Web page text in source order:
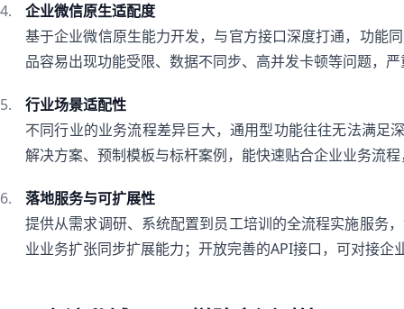
企业微信原生适配度
基于企业微信原生能力开发，与官方接口深度打通，功能
品容易出现功能受限、数据不同步、高并发卡顿等问题，
行业场景适配性
不同行业的业务流程差异巨大，通用型功能往往无法满足
解决方案、预制模板与标杆案例，能快速贴合企业业务流
落地服务与可扩展性
提供从需求调研、系统配置到员工培训的全流程实施服务
业业务扩张同步扩展能力；开放完善的API接口，可对接企